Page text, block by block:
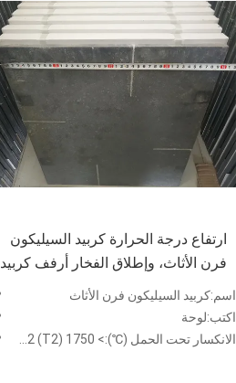
ارتفاع درجة الحرارة كربيد السيليكون
فرن الأثاث، وإطلاق الفخار أرفف كربيد
السيليكون
اسم:كربيد السيليكون فرن الأثاث
اكتب:لوحة
الانكسار تحت الحمل (℃):> 1750 (T2) 2KG / CM2